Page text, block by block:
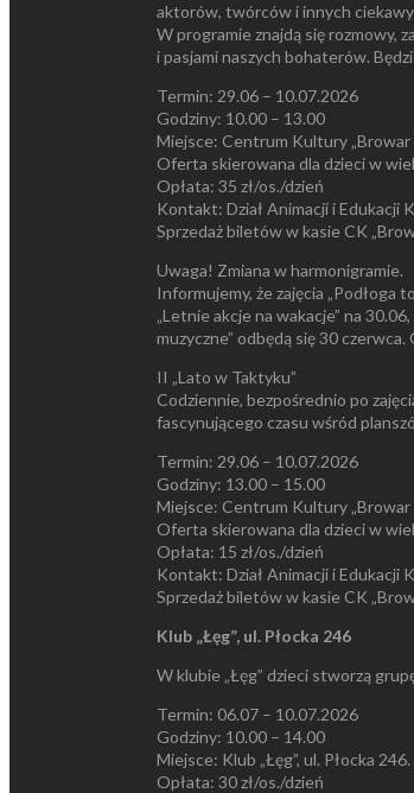
aktorów, twórców i innych
W programie znajdą się rozmowy,
i pasjami naszych bohaterów.
Termin: 29.06 – 10.07.2026
Godziny: 10.00 – 13.00
Miejsce: Centrum Kultury „Browar
Oferta skierowana dla dzieci w
Opłata: 35 zł/os./dzień
Kontakt: Dział Animacji i Edukacji
Sprzedaż biletów w kasie CK
Uwaga! Zmiana w harmonigramie.
Informujemy, że zajęcia „Podłoga
„Letnie akcje na wakacje” na
muzyczne” odbędą się 30
II „Lato w Taktyku”
Codziennie, bezpośrednio po
fascynującego czasu wśród
Termin: 29.06 – 10.07.2026
Godziny: 13.00 – 15.00
Miejsce: Centrum Kultury „Browar
Oferta skierowana dla dzieci w
Opłata: 15 zł/os./dzień
Kontakt: Dział Animacji i Edukacji
Sprzedaż biletów w kasie CK
Klub „Łęg”, ul. Płocka 246
W klubie „Łęg” dzieci stworzą
Termin: 06.07 – 10.07.2026
Godziny: 10.00 – 14.00
Miejsce: Klub „Łęg”, ul. Płocka 246.
Opłata: 30 zł/os./dzień